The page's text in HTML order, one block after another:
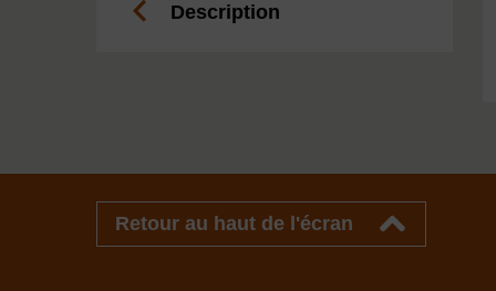
Description
Retour au haut de l'écran